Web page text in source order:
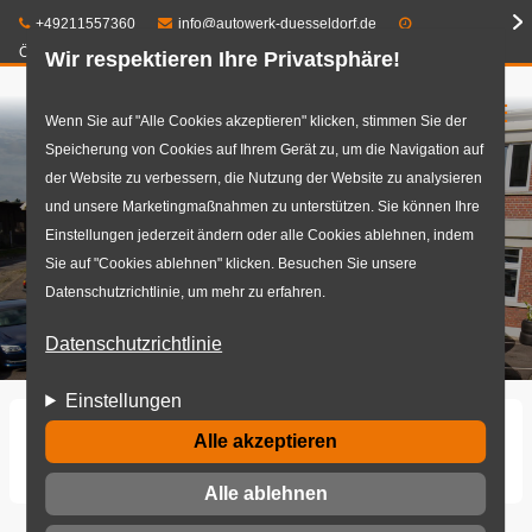
Wir respektieren Ihre Privatsphäre!
Wenn Sie auf "Alle Cookies akzeptieren" klicken, stimmen Sie der
Speicherung von Cookies auf Ihrem Gerät zu, um die Navigation auf
der Website zu verbessern, die Nutzung der Website zu analysieren
und unsere Marketingmaßnahmen zu unterstützen. Sie können Ihre
Einstellungen jederzeit ändern oder alle Cookies ablehnen, indem
Sie auf "Cookies ablehnen" klicken. Besuchen Sie unsere
Datenschutzrichtlinie, um mehr zu erfahren.
Datenschutzrichtlinie
Einstellungen
Alle akzeptieren
Alle ablehnen
Direkt
Telefon:
+49211557360 E-Mail:info@autowerk-duesseldorf.de
Öffnungszeiten
☰
Startseite
Autowerkstatt - Autowerk Düsseldorf 2017 0377+.jpg